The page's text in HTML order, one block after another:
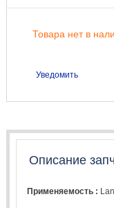
Товара нет в
Уведомить
Описание
Применяемость :